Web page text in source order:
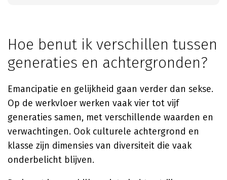
Hoe benut ik verschillen tussen
generaties en achtergronden?
Emancipatie en gelijkheid gaan verder dan sekse.
Op de werkvloer werken vaak vier tot vijf
generaties samen, met verschillende waarden en
verwachtingen. Ook culturele achtergrond en
klasse zijn dimensies van diversiteit die vaak
onderbelicht blijven.